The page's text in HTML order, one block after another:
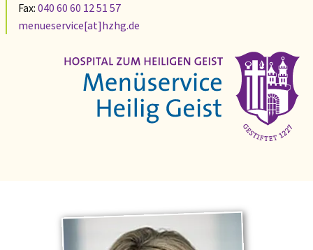
Fax: 040 60 60 12 51 57
menueservice[at]hzhg.de